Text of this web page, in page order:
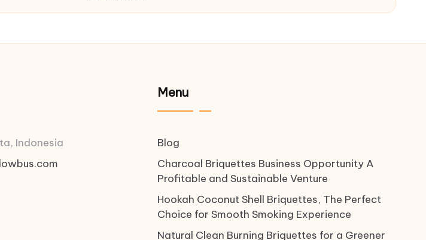
Indonesia
Menu
Blog
Charcoal Briquettes Business Opportunity A
Profitable and Sustainable Venture
Hookah Coconut Shell Briquettes, The Perfect
Choice for Smooth Smoking Experience
Natural Clean Burning Briquettes for a Greener